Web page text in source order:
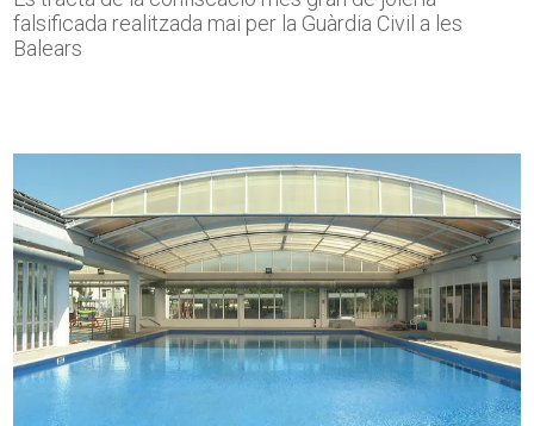
falsificada realitzada mai per la Guàrdia Civil a les
Balears